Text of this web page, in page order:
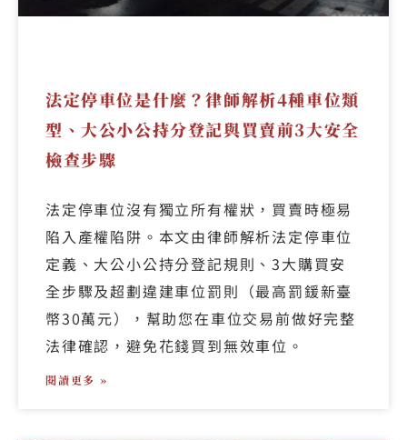
法定停車位是什麼？律師解析4種車位類
型、大公小公持分登記與買賣前3大安全
檢查步驟
法定停車位沒有獨立所有權狀，買賣時極易
陷入產權陷阱。本文由律師解析法定停車位
定義、大公小公持分登記規則、3大購買安
全步驟及超劃違建車位罰則（最高罰鍰新臺
幣30萬元），幫助您在車位交易前做好完整
法律確認，避免花錢買到無效車位。
閱讀更多 »